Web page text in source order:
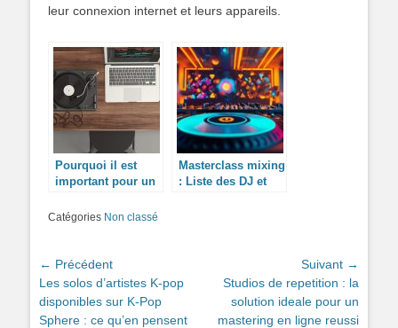
leur connexion internet et leurs appareils.
Pourquoi il est
important pour un
instrument de
Masterclass mixing
: Liste des DJ et
Catégories Non classé
Navigation
de
l’article
← Précédent
Article
précédent :
Les solos d’artistes K-pop
disponibles sur K-Pop
Sphere : ce qu’en pensent
Suivant →
Article
suivant :
Studios de repetition : la
solution ideale pour un
mastering en ligne reussi